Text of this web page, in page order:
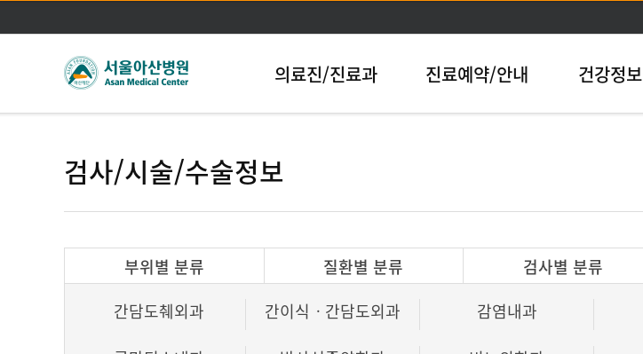
본문바로가기
의료진/진료과 진료예약/안내 건강정보
검사/시술/수술정보
부위별 분류 질환별 분류 검사별 분류
간담도췌외과
간이식ㆍ간담도외과 감염내과